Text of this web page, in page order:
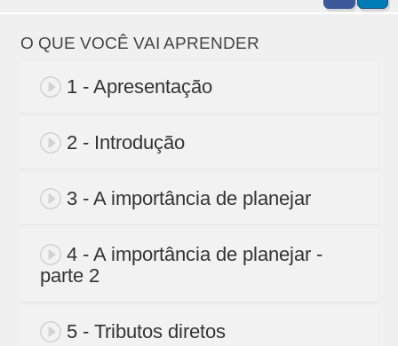
O QUE VOCÊ VAI APRENDER
1 - Apresentação
2 - Introdução
3 - A importância de planejar
4 - A importância de planejar -
parte 2
5 - Tributos diretos